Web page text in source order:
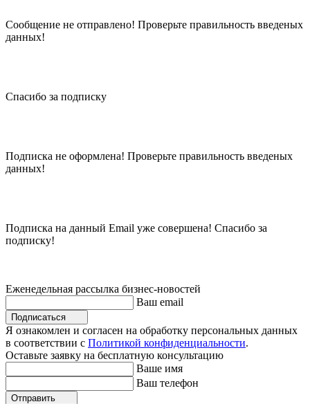
Сообщение не отправлено! Проверьте правильность введеных
данных!
Спасибо за подписку
Подписка не оформлена! Проверьте правильность введеных
данных!
Подписка на данный Email уже совершена! Спасибо за
подписку!
Еженедельная рассылка бизнес-новостей
Ваш email
Подписаться
Я ознакомлен и согласен на обработку персональных данных
в соответствии с Политикой конфиденциальности.
Оставьте заявку на бесплатную консультацию
Ваше имя
Ваш телефон
Отправить